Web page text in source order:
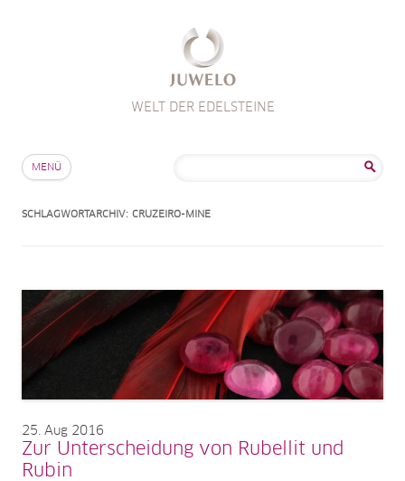
WELT DER EDELSTEINE
MENÜ
SCHLAGWORTARCHIV: CRUZEIRO-MINE
25 Aug 2016
Zur Unterscheidung von Rubellit und
Rubin